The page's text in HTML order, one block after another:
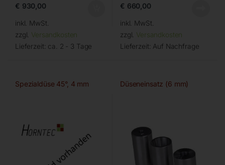
€ 930,00
inkl. MwSt.
zzgl. Versandkosten
Lieferzeit: ca. 2 - 3 Tage
€ 660,00
inkl. MwSt.
zzgl. Versandkosten
Lieferzeit: Auf Nachfrage
Spezialdüse 45°, 4 mm Düseneinsatz (6 mm)